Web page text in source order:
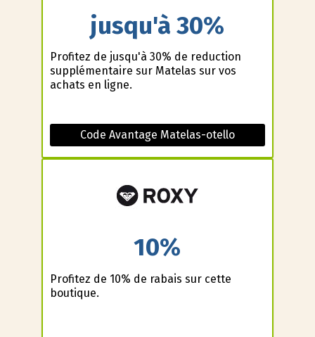
jusqu'à 30%
Profitez de jusqu'à 30% de reduction
supplémentaire sur Matelas sur vos
achats en ligne.
Code Avantage Matelas-otello
10%
Profitez de 10% de rabais sur cette
boutique.